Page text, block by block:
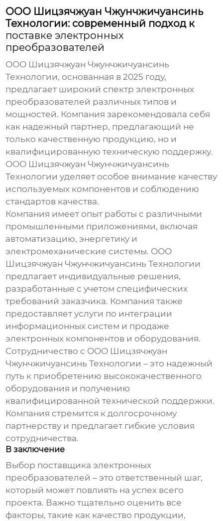
ООО Шицзячжуан Чжунчжичуансинь
Технологии: современный подход к
поставке электронных
преобразователей
ООО Шицзячжуан Чжунчжичуансинь
Технологии, основанная в 2025 году,
предлагает широкий спектрэлектронных
преобразователей различных типов и
мощностей. Компания зарекомендовала себя
как надежный партнер, предлагающий не
только качественную продукцию, но и
квалифицированную техническую поддержку.
ООО Шицзячжуан Чжунчжичуансинь
Технологии уделяет особое внимание качеству
используемых компонентов и соблюдению
стандартов качества.
Компания имеет опыт работы с различными
промышленными приложениями, включая
автоматизацию, энергетику и
электромеханические системы. ООО
Шицзячжуан Чжунчжичуансинь Технологии
предлагает индивидуальные решения,
разработанные с учетом специфических
требований заказчика. Компания также
предоставляет услуги по интеграции
информационных систем и продаже
электронных компонентов и оборудования.
Сотрудничество с ООО Шицзячжуан
Чжунчжичуансинь Технологии – это надежный
путь к приобретению высококачественного
оборудования и получению
квалифицированной технической поддержки.
Компания стремится к долгосрочному
партнерству и предлагает гибкие условия
сотрудничества.
В заключение
Выбор поставщика электронных
преобразователей – это ответственный шаг,
который может повлиять на успех всего
проекта. Важно тщательно оценить все
факторы, такие как качество продукции,